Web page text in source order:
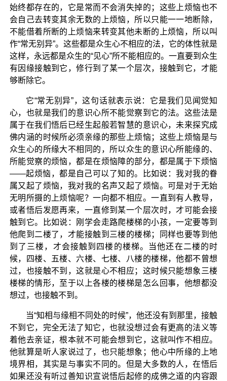
始终都存在的，它是常而不会消失掉的；这些上烦恼也不
会自己去转变其余无数的上烦恼，所以只能一一地断除，
不能借着所断的上烦恼来转变其他未断的上烦恼，所以叫
作“常无别异”。这些都是众生心不相应的法，它的体性就是
这样，永远都是众生的“见心”所不能相应的。一直要到众生
有因缘接触到它，修行到了某一个层次，接触到它，才能
够断除它。
它“常无别异”，这句话就表示说：它是我们见闻觉知
心，也就是我们的意识心所不能觉察到它的法。这些法是
属于在我们悟后已经生起般若智慧的意识心，未来探究成
佛内涵的时候所必须亲缘的那些上烦恼；这些上烦恼是与
众生心的所缘大不相同的，所以众生的意识心所能缘的、
所能觉察的烦恼，都是在烦恼障的部分，都是属于下烦恼
——起烦恼，都是自己可以了知的。比如说：我对我的眷
属又起了烦恼，我对我的名声又起了烦恼。可是对于无始
无明所摄的上烦恼呢？一向都不相应。一直到有人教导，
或者悟后发愿再来，一直修到某一个层次时，才可能会接
触到它。比如说：刚学会走路爬楼梯的小孩，一定要等到
他爬到二楼了，才能接触到三楼的楼梯；同样也要等到他
到了三楼，才会接触到四楼的楼梯。当他还在二楼的时
候，四楼、五楼、六楼、七楼、八楼的楼梯，他都不曾想
过，也接触不到，这就是心不相应；这时候只能想象三楼
楼梯的情形，至于以上各楼的楼梯是怎么回事，他想都没
想过，也接触不到。
当“知相与缘相不同处的时候”，他还没有到那里，接触
不到它，完全无法了知它，也就没想过会有更高的法义等
着他去亲证，根本就不可能会想到它，这就叫作不相应。
他就算是听人家说过了，也只能想象；他心中所缘的上地
境界相，其实是与事实不同的。但是大多数的人，在悟后
如果还没有听过善知识宣说悟后起修的成佛之道的内容跟